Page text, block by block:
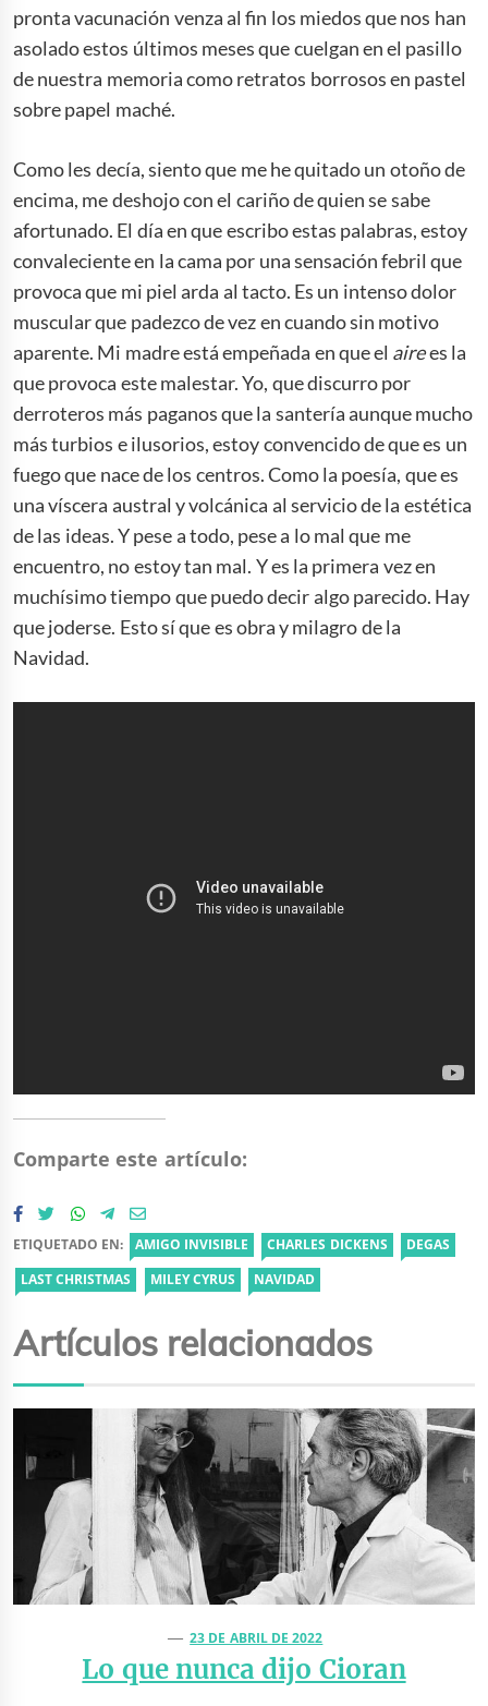
pronta vacunación venza al fin los miedos que nos han
asolado estos últimos meses que cuelgan en el pasillo
de nuestra memoria como retratos borrosos en pastel
sobre papel maché.
Como les decía, siento que me he quitado un otoño de
encima, me deshojo con el cariño de quien se sabe
afortunado. El día en que escribo estas palabras, estoy
convaleciente en la cama por una sensación febril que
provoca que mi piel arda al tacto. Es un intenso dolor
muscular que padezco de vez en cuando sin motivo
aparente. Mi madre está empeñada en que el airees la
que provoca este malestar. Yo, que discurro por
derroteros más paganos que la santería aunque mucho
más turbios e ilusorios, estoy convencido de que es un
fuego que nace de los centros. Como la poesía, que es
una víscera austral y volcánica al servicio de la estética
de las ideas. Y pese a todo, pese a lo mal que me
encuentro, no estoy tan mal. Y es la primera vez en
muchísimo tiempo que puedo decir algo parecido. Hay
que joderse. Esto sí que es obra y milagro de la
Navidad.
Comparte este artículo:
ETIQUETADO EN: AMIGO INVISIBLE CHARLES DICKENS
DEGAS
LAST CHRISTMAS
MILEY CYRUS NAVIDAD
Artículos relacionados
23 DE ABRIL DE 2022
Lo que nunca dijo Cioran